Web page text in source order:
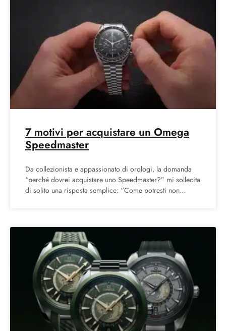
7 motivi per acquistare un Omega
Speedmaster
Da collezionista e appassionato di orologi, la domanda
“perché dovrei acquistare uno Speedmaster?” mi sollecita
di solito una risposta semplice: “Come potresti non